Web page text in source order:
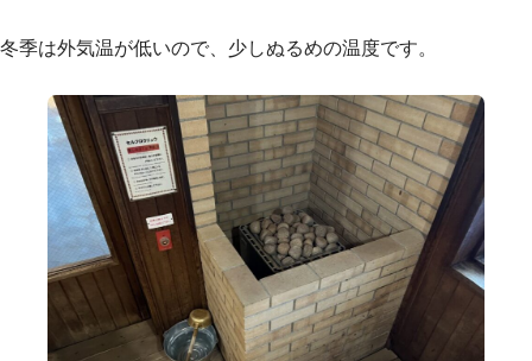
冬季は外気温が低いので、少しぬるめの温度です。